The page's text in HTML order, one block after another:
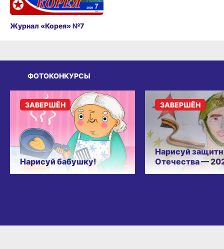
Журнал «Корея» №7
ФОТОКОНКУРСЫ
Нарисуй бабушку!
ЗАВЕРШЁН
Нарисуй
Отечества —
ЗАВЕРШЁН